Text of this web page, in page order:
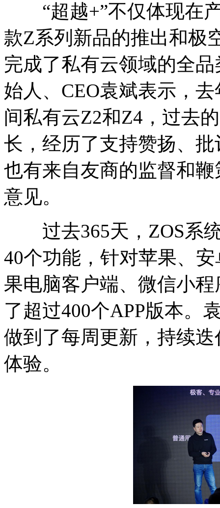
“超越+”不仅体现在产
款Z系列新品的推出和极
完成了私有云领域的全
始人、CEO袁斌表示，
间私有云Z2和Z4，过去
长，经历了支持赞扬、
也有来自友商的监督和
意见。
过去365天，ZOS系统
40个功能，针对苹果、
果电脑客户端、微信小
了超过400个APP版本。
做到了每周更新，持续
体验。